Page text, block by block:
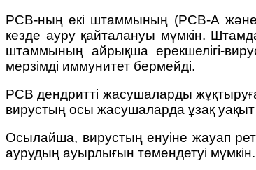
РСВ-ның екі штаммының (РСВ-А және
кезде ауру қайталануы мүмкін.
штаммының айрықша ерекшелігі-
мерзімді иммунитет бермейді.
РСВ дендритті жасушаларды
вирустың осы жасушаларда ұзақ уақыт
Осылайша, вирустың енуіне жауап
аурудың ауырлығын төмендетуі мүмкін.